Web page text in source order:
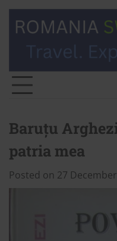
Baruțu
patria mea
Posted on 27